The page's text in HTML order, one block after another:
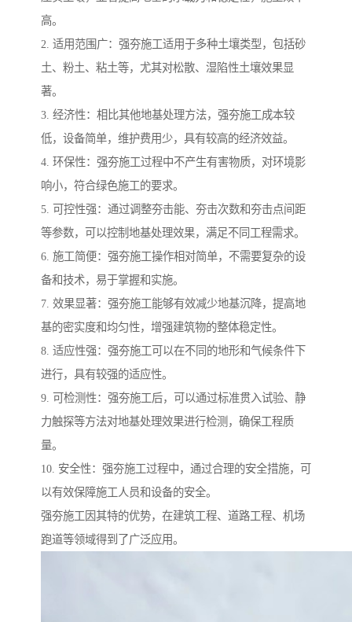
高。
2. 适用范围广：强夯施工适用于多种土壤类型，包括砂
土、粉土、粘土等，尤其对松散、湿陷性土壤效果显
著。
3. 经济性：相比其他地基处理方法，强夯施工成本较
低，设备简单，维护费用少，具有较高的经济效益。
4. 环保性：强夯施工过程中不产生有害物质，对环境影
响小，符合绿色施工的要求。
5. 可控性强：通过调整夯击能、夯击次数和夯击点间距
等参数，可以控制地基处理效果，满足不同工程需求。
6. 施工简便：强夯施工操作相对简单，不需要复杂的设
备和技术，易于掌握和实施。
7. 效果显著：强夯施工能够有效减少地基沉降，提高地
基的密实度和均匀性，增强建筑物的整体稳定性。
8. 适应性强：强夯施工可以在不同的地形和气候条件下
进行，具有较强的适应性。
9. 可检测性：强夯施工后，可以通过标准贯入试验、静
力触探等方法对地基处理效果进行检测，确保工程质
量。
10. 安全性：强夯施工过程中，通过合理的安全措施，可
以有效保障施工人员和设备的安全。
强夯施工因其特的优势，在建筑工程、道路工程、机场
跑道等领域得到了广泛应用。